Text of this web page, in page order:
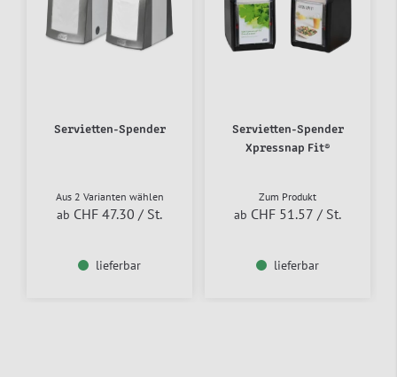
Servietten-Spender
Aus 2 Varianten wählen
ab CHF 47.30 / St.
lieferbar
Servietten-Spender
Xpressnap Fit®
Zum Produkt
ab CHF 51.57 / St.
lieferbar